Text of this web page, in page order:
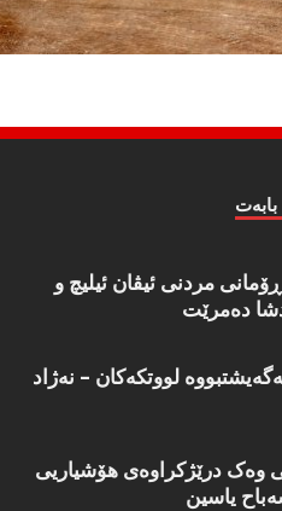
بابه‌ت
مردنی ئیڤان ئیلیچ و
دەمرێت
لووتكه‌كان – نه‌ژاد
وەک درێژکراوەی هۆشیاریی
یاسین